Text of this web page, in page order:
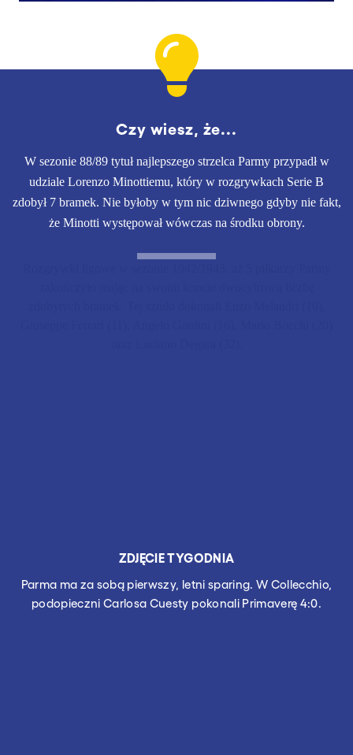
Czy wiesz, że...
W sezonie 88/89 tytuł najlepszego strzelca Parmy przypadł w
udziale Lorenzo Minottiemu, który w rozgrywkach Serie B
zdobył 7 bramek. Nie byłoby w tym nic dziwnego gdyby nie fakt,
że Minotti występował wówczas na środku obrony.
ZDJĘCIE TYGODNIA
Parma ma za sobą pierwszy, letni sparing. W Collecchio,
podopieczni Carlosa Cuesty pokonali Primaverę 4:0.